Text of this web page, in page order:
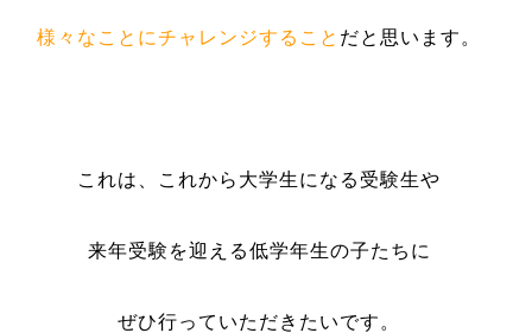
様々なことにチャレンジすること だと思います。
これは、これから大学生になる受験生や
来年受験を迎える低学年生の子たちに
ぜひ行っていただきたいです。